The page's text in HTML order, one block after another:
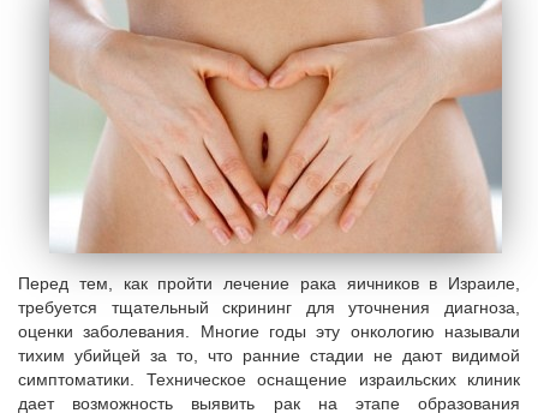
Перед тем, как пройти лечение рака яичников в Израиле,
требуется тщательный скрининг для уточнения диагноза,
оценки заболевания. Многие годы эту онкологию называли
тихим убийцей за то, что ранние стадии не дают видимой
симптоматики. Техническое оснащение израильских клиник
дает возможность выявить рак на этапе образования